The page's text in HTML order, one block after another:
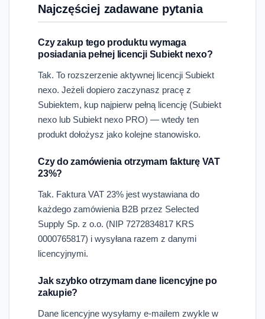
Najczęściej zadawane pytania
Czy zakup tego produktu wymaga
posiadania pełnej licencji Subiekt nexo?
Tak. To rozszerzenie aktywnej licencji Subiekt
nexo. Jeżeli dopiero zaczynasz pracę z
Subiektem, kup najpierw pełną licencję (Subiekt
nexo lub Subiekt nexo PRO) — wtedy ten
produkt dołożysz jako kolejne stanowisko.
Czy do zamówienia otrzymam fakturę VAT
23%?
Tak. Faktura VAT 23% jest wystawiana do
każdego zamówienia B2B przez Selected
Supply Sp. z o.o. (NIP 7272834817 KRS
0000765817) i wysyłana razem z danymi
licencyjnymi.
Jak szybko otrzymam dane licencyjne po
zakupie?
Dane licencyjne wysyłamy e‑mailem zwykle w